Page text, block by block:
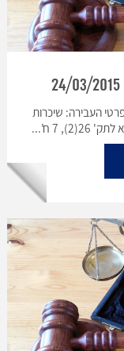
תעבורה חיפה פרטי העבירה: שיכרות